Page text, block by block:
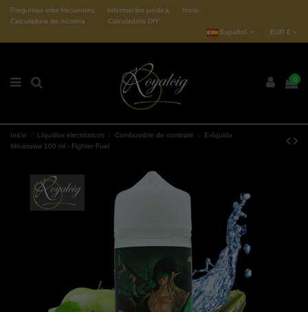
Preguntas más frecuentes Información jurídica
Inicio
Calculadora de nicotina
Calculadora DIY
Español
EUR €
0
Inicio Líquidos electrónicos Combustible de combate
E-líquido
Minasawa 100 ml - Fighter Fuel